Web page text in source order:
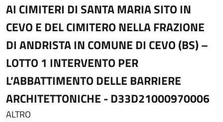
AI CIMITERI DI SANTA MARIA SITO IN
CEVO E DEL CIMITERO NELLA FRAZIONE
DI ANDRISTA IN COMUNE DI CEVO (BS) –
LOTTO 1 INTERVENTO PER
L’ABBATTIMENTO DELLE BARRIERE
ARCHITETTONICHE - D33D21000970006
ALTRO